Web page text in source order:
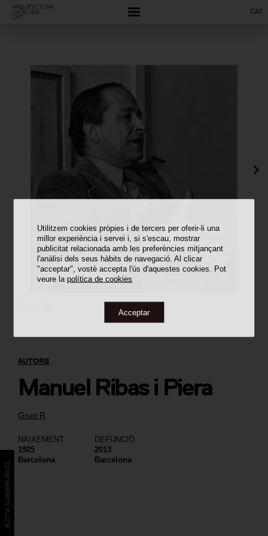
Utilitzem cookies pròpies i de tercers per oferir-li una
millor experiència i servei i, si s'escau, mostrar
publicitat relacionada amb les preferències mitjançant
l'anàlisi dels seus hàbits de navegació. Al clicar
"acceptar", vostè accepta l'ús d'aquestes cookies. Pot
veure lapolítica de cookies
Acceptar
CAT
Grup R
NAIXEMENT
1925
Barcelona
DEFUNCIÓ
2013
Barcelona
AUTORS
Manuel Ribas i Piera
BÚSTIA SUGGERIMENTS